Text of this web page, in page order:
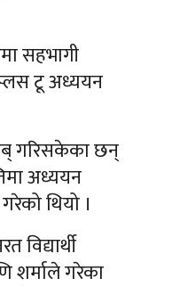
सहभागी
प्लस टू अध्ययन
गरिसकेका छन्
अध्ययन
थियो ।
शर्माले गरेका